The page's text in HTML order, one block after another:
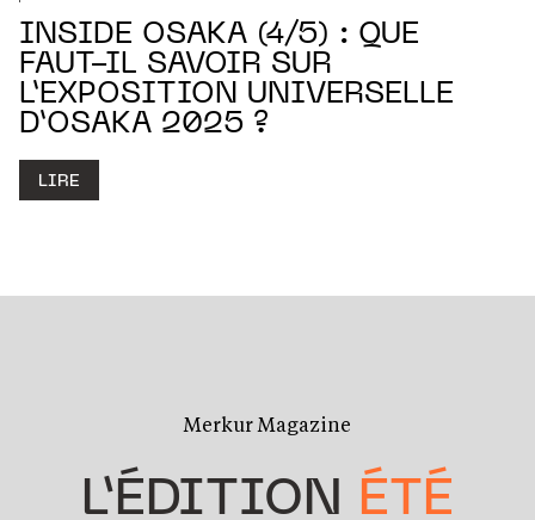
INSIDE OSAKA (4/5) : QUE
FAUT-IL SAVOIR SUR
L’EXPOSITION UNIVERSELLE
D’OSAKA 2025 ?
LIRE
Merkur Magazine
L’ÉDITION ÉTÉ